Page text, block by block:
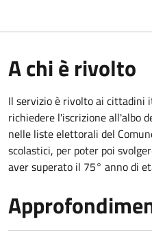
A chi è rivolto
Il servizio è rivolto ai cittadini
richiedere l'iscrizione all'albo
nelle liste elettorali del
scolastici, per poter poi
aver superato il 75° anno di